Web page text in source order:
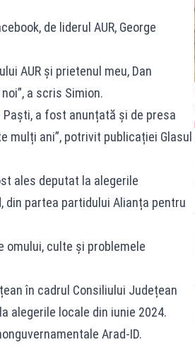
de liderul AUR, George
AUR și prietenul meu, Dan
a scris Simion.
Paști, a fost anunțată și de presa
mulți ani”, potrivit publicației Glasul
ales deputat la alegerile
din partea partidului Alianța pentru
omului, culte și problemele
în cadrul Consiliului Județean
alegerile locale din iunie 2024.
Arad-ID.